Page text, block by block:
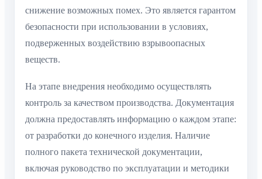
снижение возможных помех. Это является гарантом
безопасности при использовании в условиях,
подверженных воздействию взрывоопасных
веществ.
На этапе внедрения необходимо осуществлять
контроль за качеством производства. Документация
должна предоставлять информацию о каждом этапе:
от разработки до конечного изделия. Наличие
полного пакета технической документации,
включая руководство по эксплуатации и методики